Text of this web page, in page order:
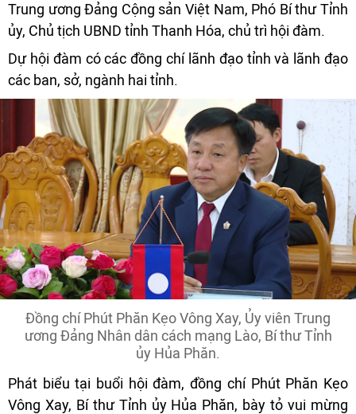
Trung ương Đảng Cộng sản Việt Nam, Phó Bí thư Tỉnh
ủy, Chủ tịch UBND tỉnh Thanh Hóa, chủ trì hội đàm.
Dự hội đàm có các đồng chí lãnh đạo tỉnh và lãnh đạo
các ban, sở, ngành hai tỉnh.
Đồng chí Phút Phăn Kẹo Vông Xay, Ủy viên Trung
ương Đảng Nhân dân cách mạng Lào, Bí thư Tỉnh
ủy Hủa Phăn.
Phát biểu tại buổi hội đàm, đồng chí Phút Phăn Kẹo
Vông Xay, Bí thư Tỉnh ủy Hủa Phăn, bày tỏ vui mừng